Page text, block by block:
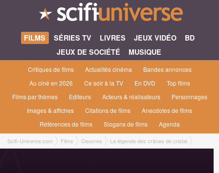
FILMS SÉRIES TV LIVRES JEUX VIDÉO
BD
JEUX DE SOCIÉTÉ
MUSIQUE
Critiques de films Actualités cinéma
Bandes annonces
Au ciné en 2026
Ce soir à la TV En DVD
Top films
Films par thèmes
Editeurs Acteurs & réalisateurs
Personnages
Images & affiches
Citations de films
Anecdotes de films
Références de films
Slogans de films Agenda
Scifi-Universe.com Films Oeuvres La légende des crânes de cristal